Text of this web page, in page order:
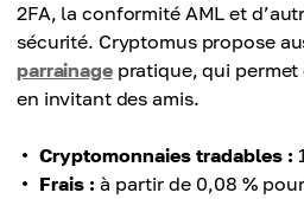
2FA, la conformité AML et
sécurité. Cryptomus propose
parrainagepratique, qui permet
en invitant des amis.
Cryptomonnaies tradables :
Frais : à partir de 0,08 %